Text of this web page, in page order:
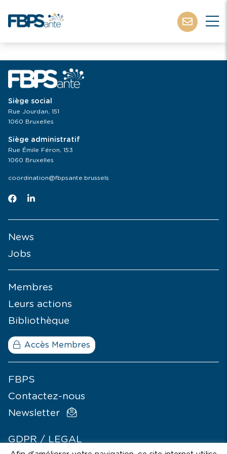
Siège social
Rue Jourdan, 151
1060 Bruxelles
Siège administratif
Rue Émile Féron, 153
1060 Bruxelles
coordination@fbpsante.brussels
News
Jobs
Membres
Leurs actions
Bibliothèque
Accès Membres
FBPS
Contactez-nous
Newsletter
GDPR / LEGAL